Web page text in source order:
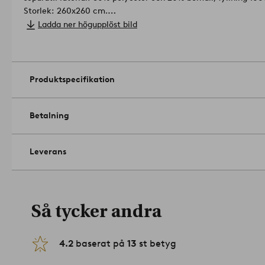
Storlek: 260x260 cm.
Skötselråd: Tvätt 40°. Krympning max 3%.
Ladda ner högupplöst bild
Produktspecifikation
Betalning
Leverans
Så tycker andra
4.2 baserat på 13 st betyg